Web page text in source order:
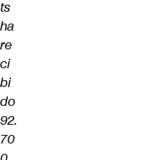
ts
ha
re
ci
bi
do
92.
70